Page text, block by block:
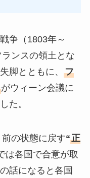
争（1803年～
ンスの領土とな
脚とともに、 フ
がウィーン会議に
た。
の状態に戻す“正
は各国で合意が取
話になると各国